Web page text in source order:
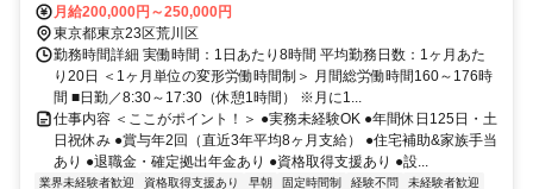
月給200,000円～250,000円
東京都東京23区荒川区
勤務時間詳細 実働時間：1日あたり8時間 平均勤務日数：1ヶ月あた
り20日 ＜1ヶ月単位の変形労働時間制＞ 月間総労働時間160～176時
間 ■日勤／8:30～17:30（休憩1時間） ※月に1...
仕事内容 ＜ここがポイント！＞ ●実務未経験OK ●年間休日125日・土
日祝休み ●賞与年2回（直近3年平均8ヶ月支給） ●住宅補助&家族手当
あり ●退職金・確定拠出年金あり ●資格取得支援あり ●設...
業界未経験者歓迎 資格取得支援あり 早朝 固定時間制 経験不問
未経験者歓迎